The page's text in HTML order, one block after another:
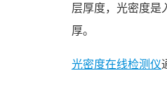
层厚度，光密度是
厚。
光密度在线检测仪